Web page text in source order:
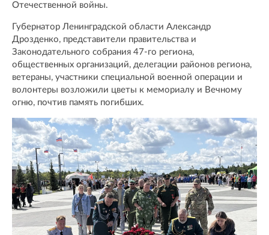
Отечественной войны.
Губернатор Ленинградской области Александр
Дрозденко, представители правительства и
Законодательного собрания 47-го региона,
общественных организаций, делегации районов региона,
ветераны, участники специальной военной операции и
волонтеры возложили цветы к мемориалу и Вечному
огню, почтив память погибших.